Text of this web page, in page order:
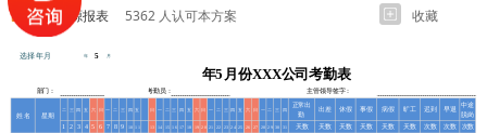
人力资源报表 5362 人认可本方案 收藏